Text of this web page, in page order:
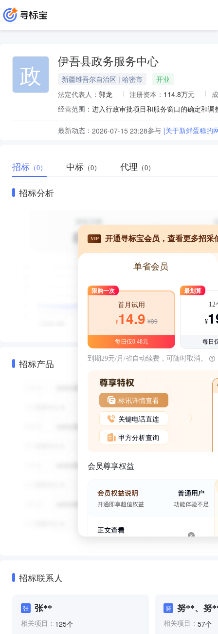
政 伊吾县政务服务中心
新疆维吾尔自治区 | 哈密市
开业
法定代表人： 郭龙 注册资本： 114.8万元
经营范围：
最新动态： 2026-07-15 23:28参与 [关于新鲜蛋糕的
招标 （0） 中标 （0） 代理 （0）
招标分析
招标产品
VIP 开通寻标宝会员，查看更多招采
单省会员
限购一次
首月试用
¥14.9 ¥39
每日仅0.48元
最划算
12
¥
每日
到期29元/月/省自动续费，可随时取消。
标讯详情查看
关键电话直连
甲方分析查询
会员尊享权益
招标联系人
张 张**
相关项目： 125个
努 努**、努
相关项目： 57个